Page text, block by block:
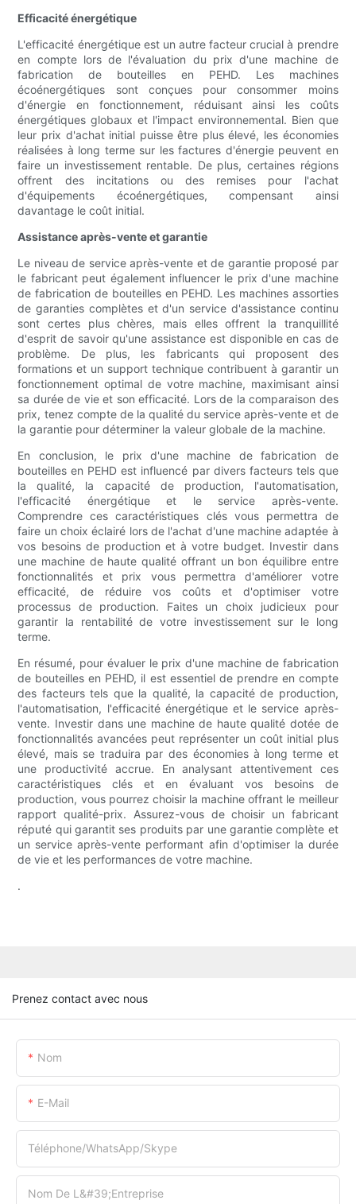
Efficacité énergétique
L'efficacité énergétique est un autre facteur crucial à prendre
en compte lors de l'évaluation du prix d'une machine de
fabrication de bouteilles en PEHD. Les machines
écoénergétiques sont conçues pour consommer moins
d'énergie en fonctionnement, réduisant ainsi les coûts
énergétiques globaux et l'impact environnemental. Bien que
leur prix d'achat initial puisse être plus élevé, les économies
réalisées à long terme sur les factures d'énergie peuvent en
faire un investissement rentable. De plus, certaines régions
offrent des incitations ou des remises pour l'achat
d'équipements écoénergétiques, compensant ainsi
davantage le coût initial.
Assistance après-vente et garantie
Le niveau de service après-vente et de garantie proposé par
le fabricant peut également influencer le prix d'une machine
de fabrication de bouteilles en PEHD. Les machines assorties
de garanties complètes et d'un service d'assistance continu
sont certes plus chères, mais elles offrent la tranquillité
d'esprit de savoir qu'une assistance est disponible en cas de
problème. De plus, les fabricants qui proposent des
formations et un support technique contribuent à garantir un
fonctionnement optimal de votre machine, maximisant ainsi
sa durée de vie et son efficacité. Lors de la comparaison des
prix, tenez compte de la qualité du service après-vente et de
la garantie pour déterminer la valeur globale de la machine.
En conclusion, le prix d'une machine de fabrication de
bouteilles en PEHD est influencé par divers facteurs tels que
la qualité, la capacité de production, l'automatisation,
l'efficacité énergétique et le service après-vente.
Comprendre ces caractéristiques clés vous permettra de
faire un choix éclairé lors de l'achat d'une machine adaptée à
vos besoins de production et à votre budget. Investir dans
une machine de haute qualité offrant un bon équilibre entre
fonctionnalités et prix vous permettra d'améliorer votre
efficacité, de réduire vos coûts et d'optimiser votre
processus de production. Faites un choix judicieux pour
garantir la rentabilité de votre investissement sur le long
terme.
En résumé, pour évaluer le prix d'une machine de fabrication
de bouteilles en PEHD, il est essentiel de prendre en compte
des facteurs tels que la qualité, la capacité de production,
l'automatisation, l'efficacité énergétique et le service après-
vente. Investir dans une machine de haute qualité dotée de
fonctionnalités avancées peut représenter un coût initial plus
élevé, mais se traduira par des économies à long terme et
une productivité accrue. En analysant attentivement ces
caractéristiques clés et en évaluant vos besoins de
production, vous pourrez choisir la machine offrant le meilleur
rapport qualité-prix. Assurez-vous de choisir un fabricant
réputé qui garantit ses produits par une garantie complète et
un service après-vente performant afin d'optimiser la durée
de vie et les performances de votre machine.
.
Prenez contact avec nous
Nom
E-Mail
Téléphone/WhatsApp/Skype
Nom De L&#39;entreprise